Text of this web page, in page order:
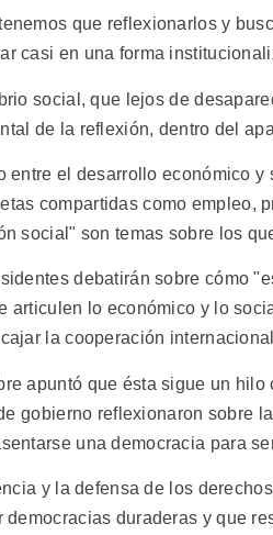
que reflexionarlos y
casi en una forma
social, que lejos de
de la reflexión, dentro del
entre el desarrollo económico
compartidas como empleo,
social" son temas sobre los
debatirán sobre cómo
articulen lo económico y lo
la cooperación
apuntó que ésta sigue un
gobierno reflexionaron sobre
una democracia para
y la defensa de los
democracias duraderas y que